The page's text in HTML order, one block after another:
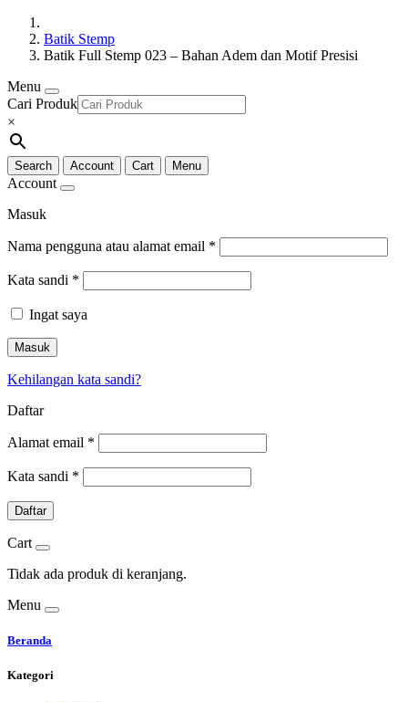
Batik Stemp
Batik Full Stemp 023 – Bahan Adem dan Motif Presisi
Menu
Cari Produk
×
Search Account Cart Menu
Account
Masuk
Nama pengguna atau alamat email *
Kata sandi *
Ingat saya
Masuk
Kehilangan kata sandi?
Daftar
Alamat email *
Kata sandi *
Daftar
Cart
Tidak ada produk di keranjang.
Menu
Beranda
Kategori